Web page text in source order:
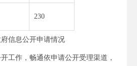
230
信息公开申请情况
工作，畅通依申请公开受理渠道，